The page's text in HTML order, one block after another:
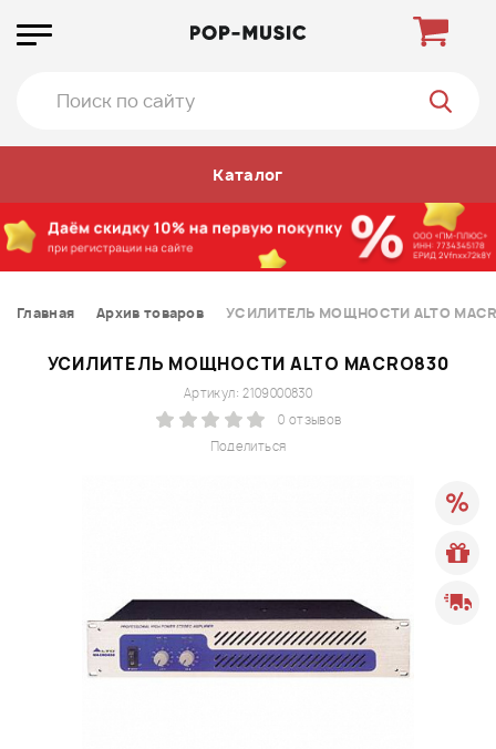
Каталог
Главная Архив товаров УСИЛИТЕЛЬ МОЩНОСТИ ALTO
УСИЛИТЕЛЬ МОЩНОСТИ ALTO MACRO830
Поделиться
Артикул: 2109000830
0 отзывов